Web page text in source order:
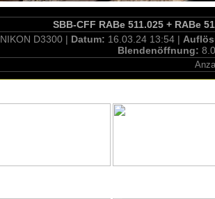
SBB-CFF RABe 511.025 + RABe
NIKON D3300 | Datum: 16.03.24 13:54 |
Blendenöffnung: